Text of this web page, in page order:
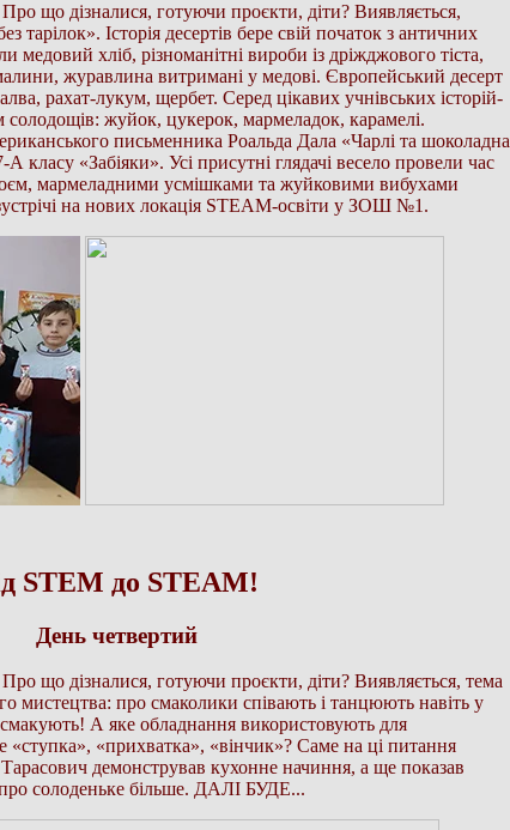
що дізналися, готуючи проєкти, діти? Виявляється,
тарілок». Історія десертів бере свій початок з античних
медовий хліб, різноманітні вироби із дріжджового тіста,
журавлина витримані у медові. Європейський десерт
рахат-лукум, щербет. Серед цікавих учнівських історій-
солодощів: жуйок, цукерок, мармеладок, карамелі.
письменника Роальда Дала «Чарлі та шоколадна
класу «Забіяки». Усі присутні глядачі весело провели час
мармеладними усмішками та жуйковими вибухами
на нових локація STEAM-освіти у ЗОШ №1.
STEM до STEAM!
День четвертий
що дізналися, готуючи проєкти, діти? Виявляється, тема
мистецтва: про смаколики співають і танцюють навіть у
смакують! А яке обладнання використовують для
«прихватка», «вінчик»? Саме на ці питання
Тарасович демонстрував кухонне начиння, а ще показав
про солоденьке більше. ДАЛІ БУДЕ...